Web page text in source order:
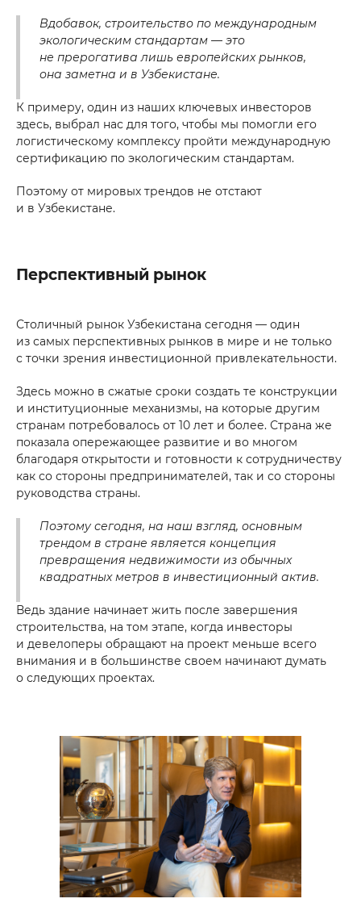
Вдобавок, строительство по международным
экологическим стандартам — это
не прерогатива лишь европейских рынков,
она заметна и в Узбекистане.
К примеру, один из наших ключевых инвесторов
здесь, выбрал нас для того, чтобы мы помогли его
логистическому комплексу пройти международную
сертификацию по экологическим стандартам.
Поэтому от мировых трендов не отстают
и в Узбекистане.
Перспективный рынок
Столичный рынок Узбекистана сегодня — один
из самых перспективных рынков в мире и не только
с точки зрения инвестиционной привлекательности.
Здесь можно в сжатые сроки создать те конструкции
и институционные механизмы, на которые другим
странам потребовалось от 10 лет и более. Страна же
показала опережающее развитие и во многом
благодаря открытости и готовности к сотрудничеству
как со стороны предпринимателей, так и со стороны
руководства страны.
Поэтому сегодня, на наш взгляд, основным
трендом в стране является концепция
превращения недвижимости из обычных
квадратных метров в инвестиционный актив.
Ведь здание начинает жить после завершения
строительства, на том этапе, когда инвесторы
и девелоперы обращают на проект меньше всего
внимания и в большинстве своем начинают думать
о следующих проектах.